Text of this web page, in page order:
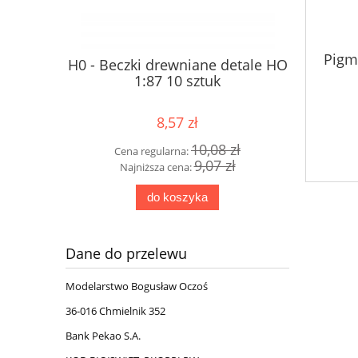
H0 - Beczki drewniane detale HO
1:87 10 sztuk
8,57 zł
Cena regularna:10,08 zł
Najniższa cena:9,07 zł
do koszyka
Dane do przelewu
Modelarstwo Bogusław Oczoś
36-016 Chmielnik 352
Bank Pekao S.A.